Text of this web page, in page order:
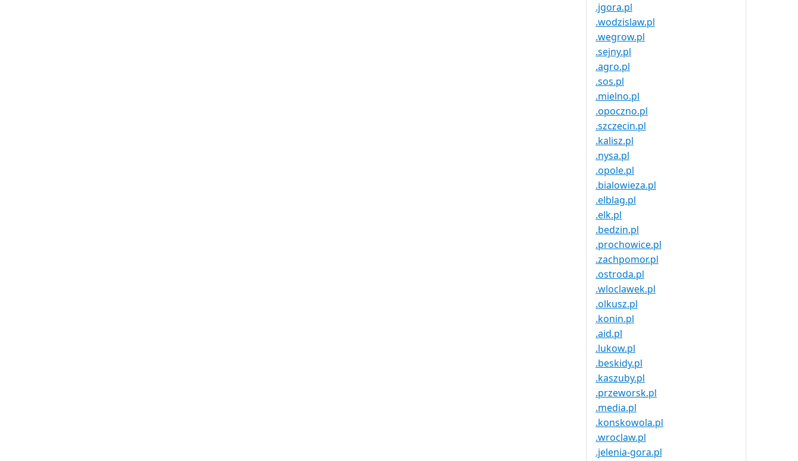
.jgora.pl
.wodzislaw.pl
.wegrow.pl
.sejny.pl
.agro.pl
.sos.pl
.mielno.pl
.opoczno.pl
.szczecin.pl
.kalisz.pl
.nysa.pl
.opole.pl
.bialowieza.pl
.elblag.pl
.elk.pl
.bedzin.pl
.prochowice.pl
.zachpomor.pl
.ostroda.pl
.wloclawek.pl
.olkusz.pl
.konin.pl
.aid.pl
.lukow.pl
.beskidy.pl
.kaszuby.pl
.przeworsk.pl
.media.pl
.konskowola.pl
.wroclaw.pl
.jelenia-gora.pl